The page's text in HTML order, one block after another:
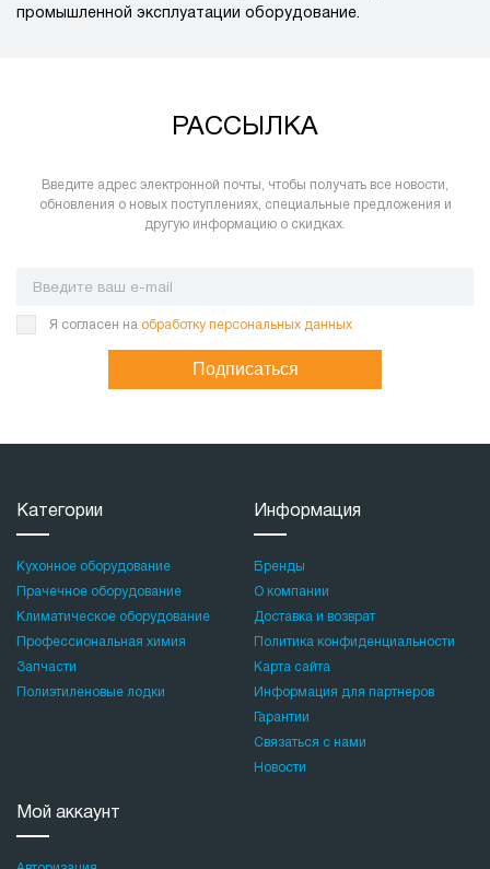
промышленной эксплуатации оборудование.
РАССЫЛКА
Введите адрес электронной почты, чтобы получать все новости,
обновления о новых поступлениях, специальные предложения и
другую информацию о скидках.
Я согласен на обработку персональных данных
Подписаться
Категории
Кухонное оборудование
Прачечное оборудование
Климатическое оборудование
Профессиональная химия
Запчасти
Полиэтиленовые лодки
Информация
Бренды
О компании
Доставка и возврат
Политика конфиденциальности
Карта сайта
Информация для партнеров
Гарантии
Связаться с нами
Новости
Мой аккаунт